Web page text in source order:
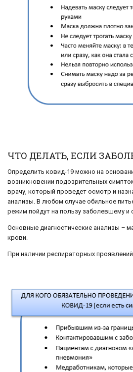
ЧТО ДЕЛАТЬ, ЕСЛИ
Определить ковид-19 можно на
возникновении подозрительных
врачу, который проведет осмотр и
анализы. В любом случае обильное
режим пойдут на пользу заболевшему и
Основные диагностические анализы –
крови.
При наличии респираторных